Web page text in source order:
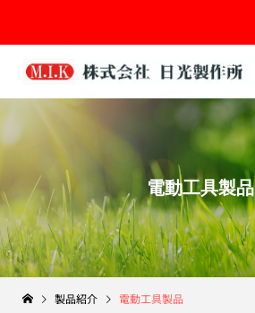
電動工具製品
製品紹介 電動工具製品